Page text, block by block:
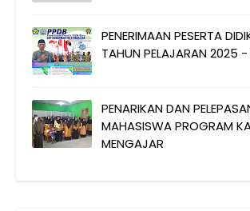
PENERIMAAN PESERTA
TAHUN PELAJARAN 2025
PENARIKAN DAN
MAHASISWA PROGRAM
MENGAJAR